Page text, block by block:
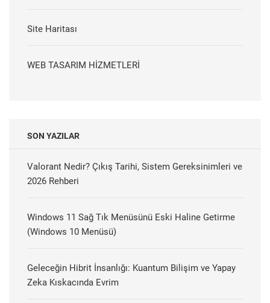
Site Haritası
WEB TASARIM HİZMETLERİ
SON YAZILAR
Valorant Nedir? Çıkış Tarihi, Sistem Gereksinimleri ve
2026 Rehberi
Windows 11 Sağ Tık Menüsünü Eski Haline Getirme
(Windows 10 Menüsü)
Geleceğin Hibrit İnsanlığı: Kuantum Bilişim ve Yapay
Zeka Kıskacında Evrim